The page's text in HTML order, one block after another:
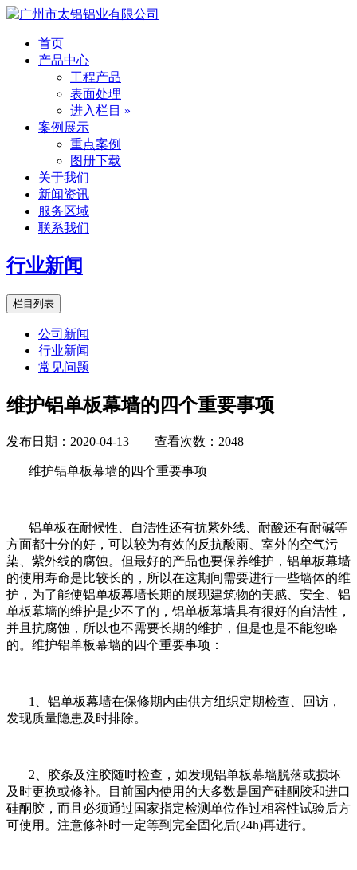
首页
产品中心
工程产品
表面处理
进入栏目 »
案例展示
重点案例
图册下载
关于我们
新闻资讯
服务区域
联系我们
行业新闻
栏目列表
公司新闻
行业新闻
常见问题
维护铝单板幕墙的四个重要事项
发布日期：2020-04-13 查看次数：2048
维护铝单板幕墙的四个重要事项
铝单板在耐候性、自洁性还有抗紫外线、耐酸还有耐碱等
方面都十分的好，可以较为有效的反抗酸雨、室外的空气污
染、紫外线的腐蚀。但最好的产品也要保养维护，铝单板幕墙
的使用寿命是比较长的，所以在这期间需要进行一些墙体的维
护，为了能使铝单板幕墙长期的展现建筑物的美感、安全、铝
单板幕墙的维护是少不了的，铝单板幕墙具有很好的自洁性，
并且抗腐蚀，所以也不需要长期的维护，但是也是不能忽略
的。维护铝单板幕墙的四个重要事项：
1、铝单板幕墙在保修期内由供方组织定期检查、回访，
发现质量隐患及时排除。
2、胶条及注胶随时检查，如发现铝单板幕墙脱落或损坏
及时更换或修补。目前国内使用的大多数是国产硅酮胶和进口
硅酮胶，而且必须通过国家指定检测单位作过相容性试验后方
可使用。注意修补时一定等到完全固化后(24h)再进行。